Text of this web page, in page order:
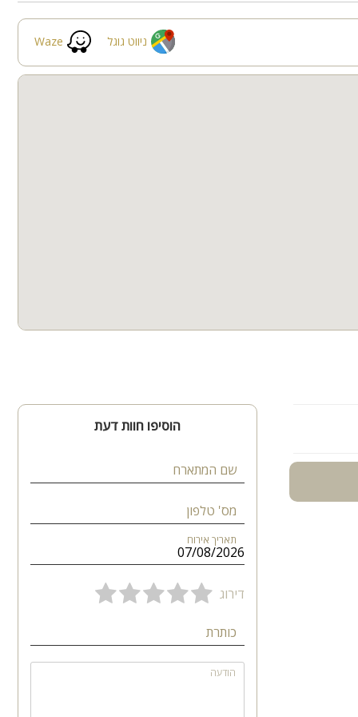
כלי
פינות ישיבה תאורת גן
גינה בריכה מקורה
Waze ניווט גוגל
הוסיפו חוות דעת
שם המתארח
מס' טלפון
תאריך אירוח
דירוג
כותרת
הודעה